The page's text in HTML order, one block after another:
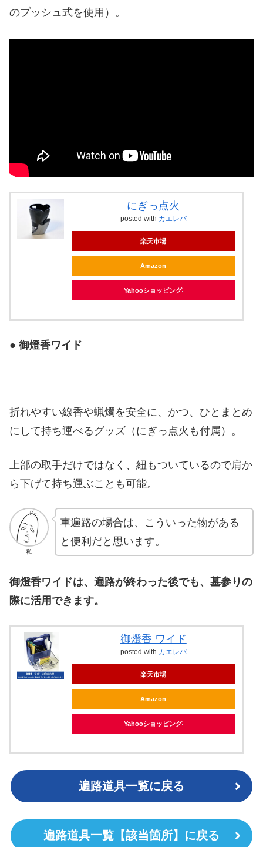
のプッシュ式を使用）。
にぎっ点火
posted with カエレバ
楽天市場
Amazon
Yahooショッピング
● 御燈香ワイド
折れやすい線香や蝋燭を安全に、かつ、ひとまとめ
にして持ち運べるグッズ（にぎっ点火も付属）。
上部の取手だけではなく、紐もついているので肩か
ら下げて持ち運ぶことも可能。
私
車遍路の場合は、こういった物がある
と便利だと思います。
御燈香ワイドは、遍路が終わった後でも、墓参りの
際に活用できます。
御燈香 ワイド
posted with カエレバ
楽天市場
Amazon
Yahooショッピング
遍路道具一覧に戻る
遍路道具一覧【該当箇所】に戻る